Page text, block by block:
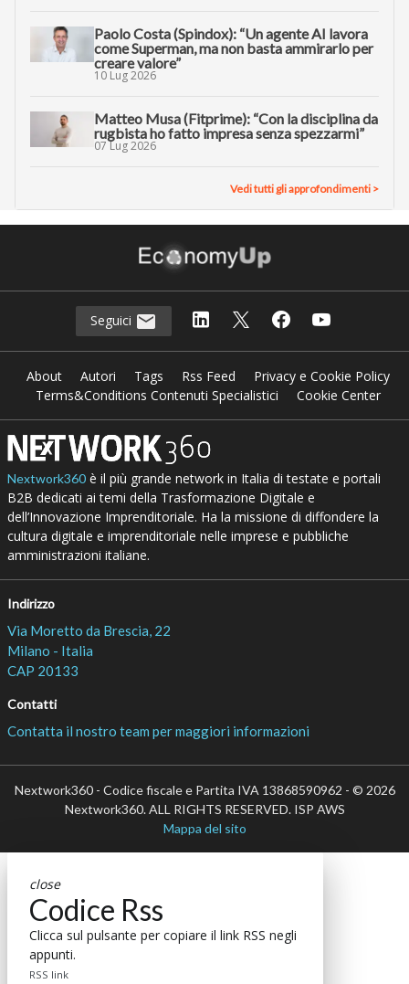
Paolo Costa (Spindox): “Un agente AI lavora
come Superman, ma non basta ammirarlo per
creare valore”
10 Lug 2026
Matteo Musa (Fitprime): “Con la disciplina da
rugbista ho fatto impresa senza spezzarmi”
07 Lug 2026
Vedi tutti gli approfondimenti >
Seguici
About Autori Tags Rss Feed
Privacy e Cookie Policy
Terms&Conditions Contenuti Specialistici
Cookie Center
Nextwork360è il più grande network in Italia di testate e portali
B2B dedicati ai temi della Trasformazione Digitale e
dell’Innovazione Imprenditoriale. Ha la missione di diffondere la
cultura digitale e imprenditoriale nelle imprese e pubbliche
amministrazioni italiane.
Indirizzo
Via Moretto da Brescia, 22
Milano - Italia
CAP 20133
Contatti
Contatta il nostro team per maggiori informazioni
Nextwork360 - Codice fiscale e Partita IVA 13868590962 - © 2026
Nextwork360. ALL RIGHTS RESERVED. ISP AWS
Mappa del sito
close
Codice Rss
Clicca sul pulsante per copiare il link RSS negli
appunti.
RSS link